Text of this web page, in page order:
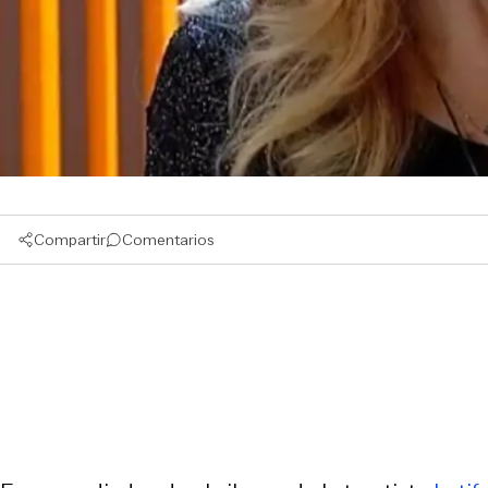
Compartir Comentarios